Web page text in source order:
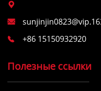


 +86 15150932920
Полезные ссылки